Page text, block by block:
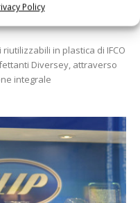
Policy
Air
in plastica di IFCO
Diversey, attraverso
integrale